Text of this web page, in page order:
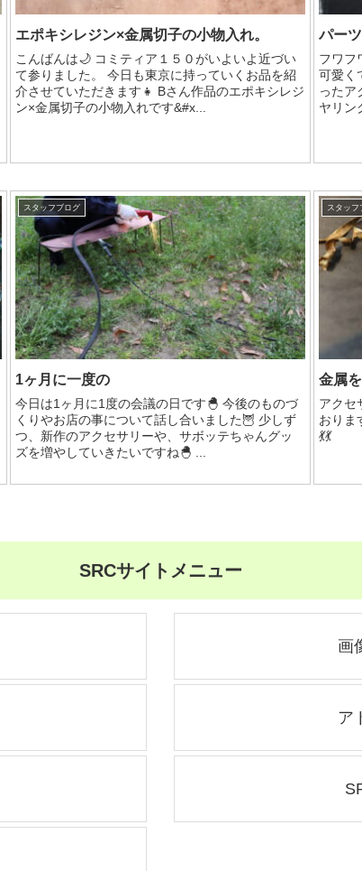
エポキシレジン×金属切子の小物入れ。
こんばんは🌙 コミティア１５０がいよいよ近づい
て参りました。 今日も東京に持っていくお品を紹
介させていただきます👧 Bさん作品のエポキシレジ
ン×金属切子の小物入れです&#x...
パー
フワフ
可愛く
ったア
ヤリン
スタッフブログ
1ヶ月に一度の
今日は1ヶ月に1度の会議の日です🐣 今後のものづ
くりやお店の事について話し合いました🦉 少しず
つ、新作のアクセサリーや、サボッテちゃんグッ
ズを増やしていきたいですね🐣 ...
スタッフ
金属
アクセ
おりま
💃💃
SRCサイトメニュー
画
ア